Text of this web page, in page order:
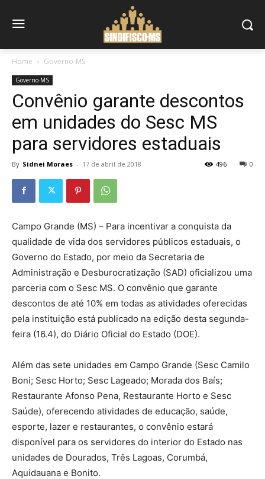
Home Governo-MS
Governo-MS
Convênio garante descontos
em unidades do Sesc MS
para servidores estaduais
By Sidnei Moraes - 17 de abril de 2018 0
496
Campo Grande (MS) – Para incentivar a conquista da
qualidade de vida dos servidores públicos estaduais, o
Governo do Estado, por meio da Secretaria de
Administração e Desburocratização (SAD) oficializou uma
parceria com o Sesc MS. O convênio que garante
descontos de até 10% em todas as atividades oferecidas
pela instituição está publicado na edição desta segunda-
feira (16.4), do Diário Oficial do Estado (DOE).
Além das sete unidades em Campo Grande (Sesc Camilo
Boni; Sesc Horto; Sesc Lageado; Morada dos Baís;
Restaurante Afonso Pena, Restaurante Horto e Sesc
Saúde), oferecendo atividades de educação, saúde,
esporte, lazer e restaurantes, o convênio estará
disponível para os servidores do interior do Estado nas
unidades de Dourados, Três Lagoas, Corumbá,
Aquidauana e Bonito.